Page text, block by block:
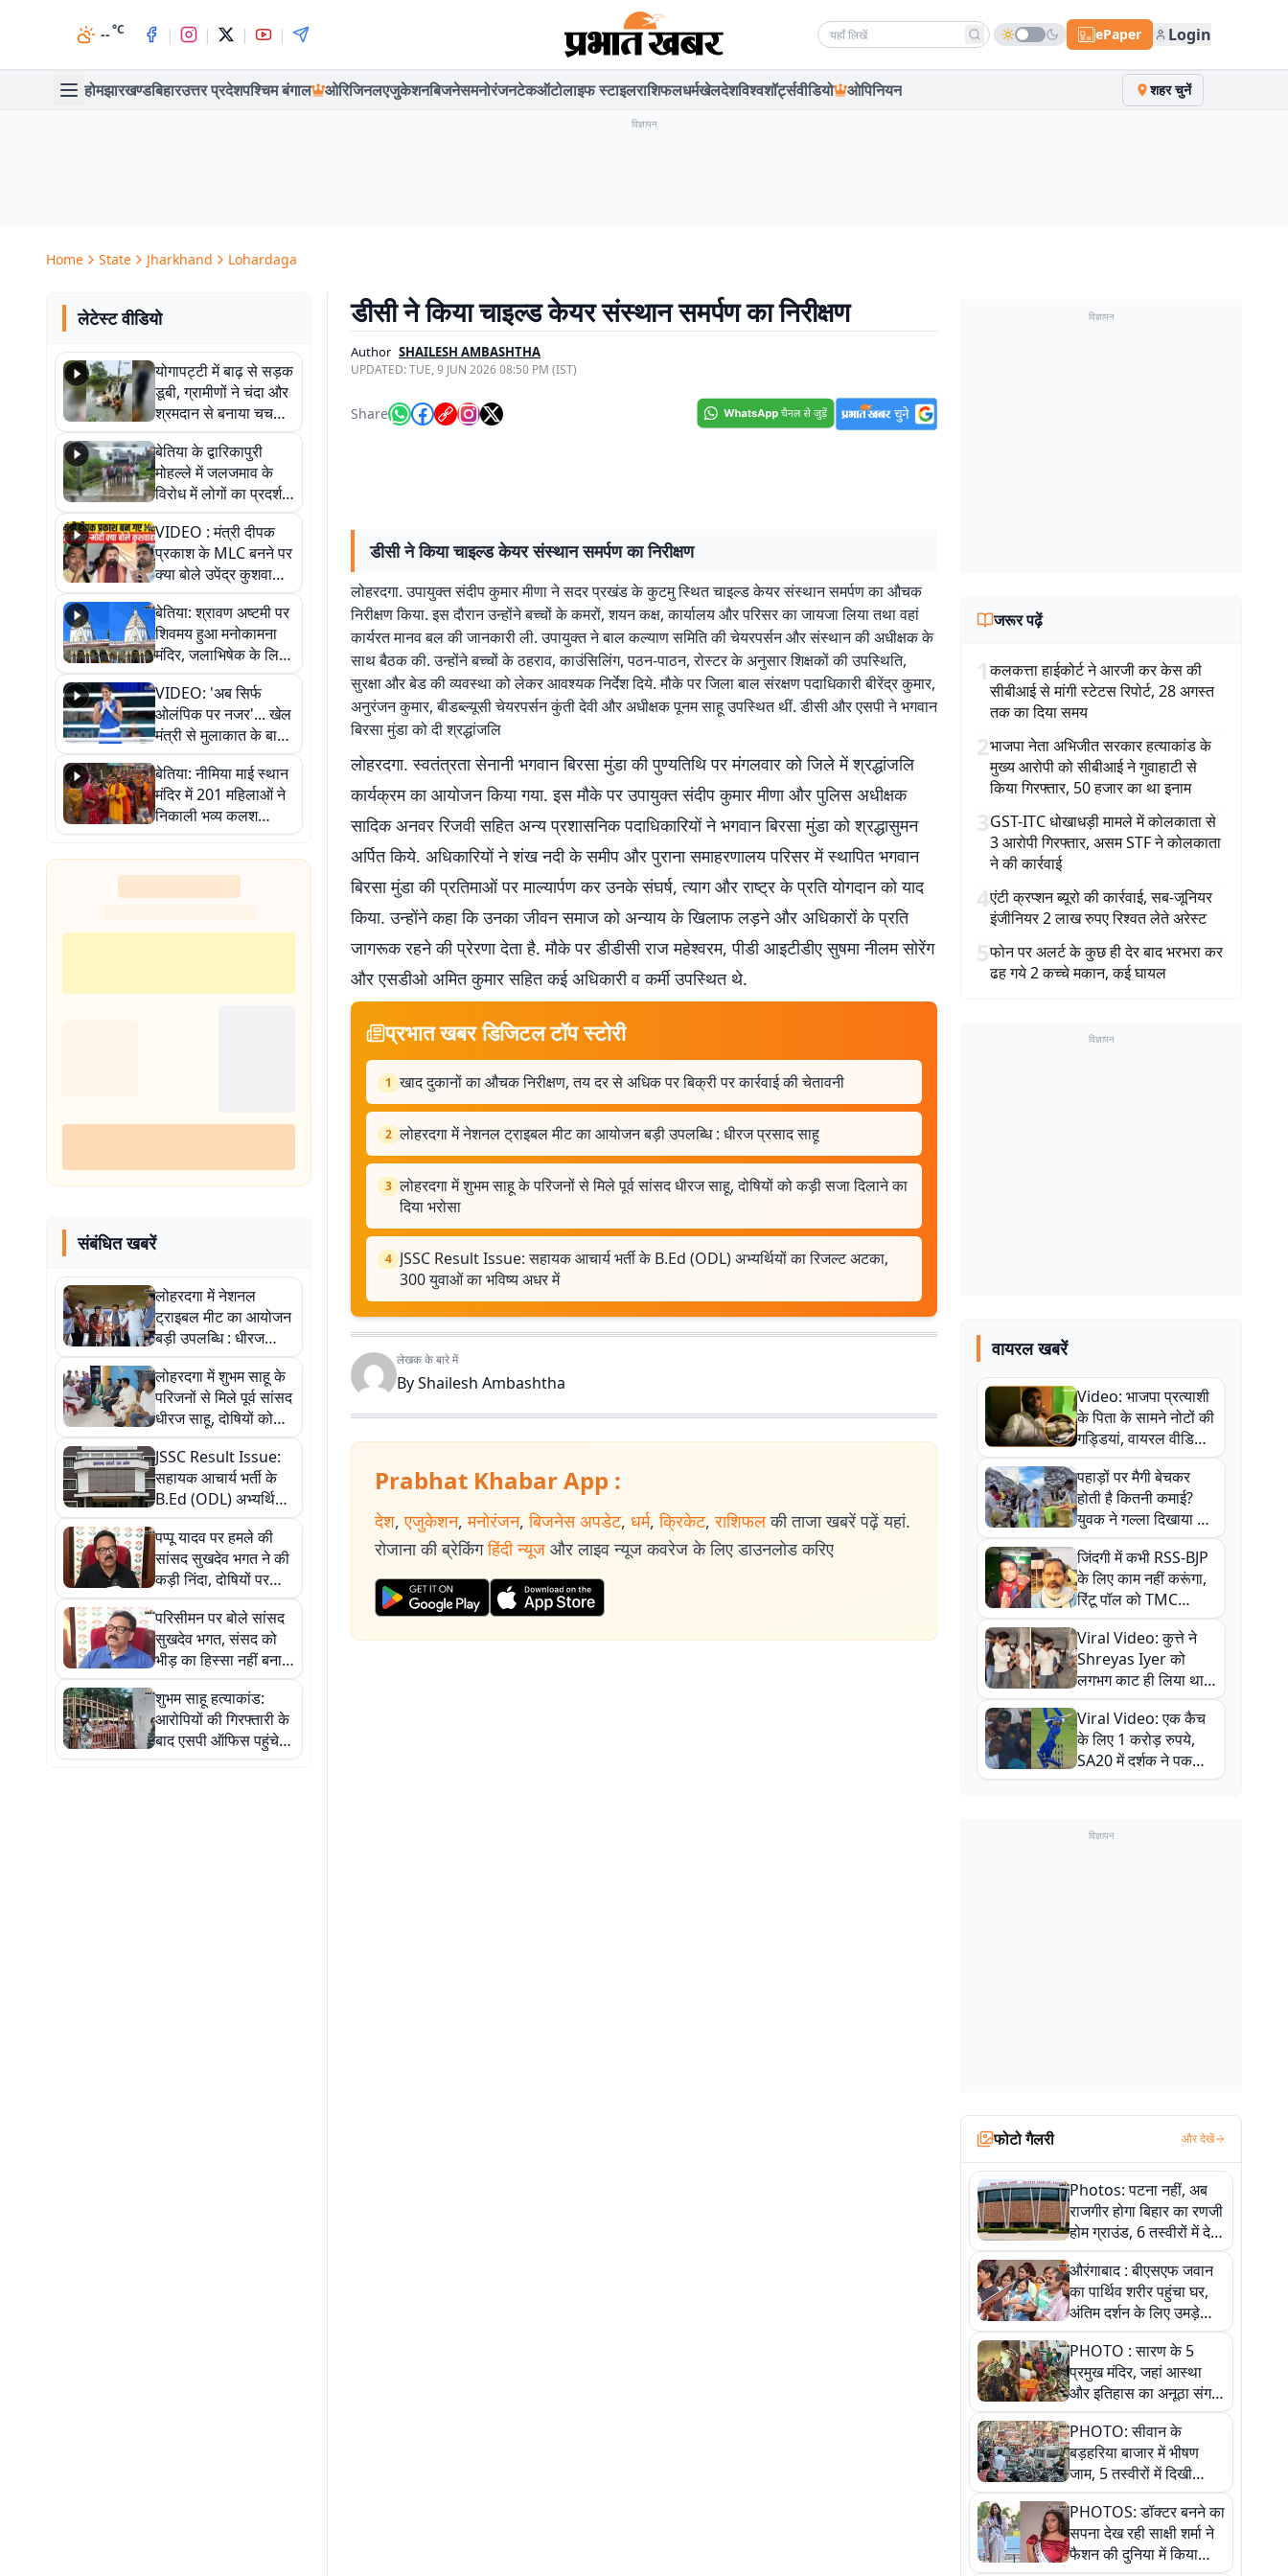
--°C | | | | Search news ePaper Login
होमझारखण्डबिहारउत्तर प्रदेशपश्चिम बंगाल ओरिजिनलएजुकेशनबिजनेसमनोरंजनटेकऑटोलाइफ स्टाइलराशिफलधर्मखेलदेशविश्वशॉर्ट्सवीडियो ओपिनियन शहर चुनें
विज्ञापन
Home State Jharkhand Lohardaga
लेटेस्ट वीडियो
योगापट्टी में बाढ़ से सड़क
डूबी, ग्रामीणों ने चंदा और
श्रमदान से बनाया चचरी
पुल
बेतिया के द्वारिकापुरी
मोहल्ले में जलजमाव के
विरोध में लोगों का प्रदर्शन,
स्थायी समाधान की मांग
VIDEO : मंत्री दीपक
प्रकाश के MLC बनने पर
क्या बोले उपेंद्र कुशवाहा,
सुनिए
बेतिया: श्रावण अष्टमी पर
शिवमय हुआ मनोकामना
मंदिर, जलाभिषेक के लिए
लगी लंबी कतारें
VIDEO: 'अब सिर्फ
ओलंपिक पर नजर'... खेल
मंत्री से मुलाकात के बाद
जैसमीन लंबोरिया का बड़ा
बयान
बेतिया: नीमिया माई स्थान
मंदिर में 201 महिलाओं ने
निकाली भव्य कलश
शोभायात्रा, शिवलिंग
प्राण-प्रतिष्ठा महोत्सव
शुरू
संबंधित खबरें
लोहरदगा में नेशनल
ट्राइबल मीट का आयोजन
बड़ी उपलब्धि : धीरज
प्रसाद साहू
लोहरदगा में शुभम साहू के
परिजनों से मिले पूर्व सांसद
धीरज साहू, दोषियों को
कड़ी सजा दिलाने का दिया
भरोसा
JSSC Result Issue:
सहायक आचार्य भर्ती के
B.Ed (ODL) अभ्यर्थियों
का रिजल्ट अटका, 300
युवाओं का भविष्य अधर में
पप्पू यादव पर हमले की
सांसद सुखदेव भगत ने की
कड़ी निंदा, दोषियों पर
सख्त कार्रवाई की मांग
परिसीमन पर बोले सांसद
सुखदेव भगत, संसद को
भीड़ का हिस्सा नहीं बनाया
जाए
शुभम साहू हत्याकांड:
आरोपियों की गिरफ्तारी के
बाद एसपी ऑफिस पहुंचे
परिजन, महिलाओं ने किया
डीसी ने किया चाइल्ड केयर संस्थान समर्पण का निरीक्षण
Author SHAILESH AMBASHTHA
UPDATED:TUE, 9 JUN 2026 08:50 PM (IST)
Share
डीसी ने किया चाइल्ड केयर संस्थान समर्पण का निरीक्षण
लोहरदगा. उपायुक्त संदीप कुमार मीणा ने सदर प्रखंड के कुटमु स्थित चाइल्ड केयर संस्थान समर्पण का औचक
निरीक्षण किया. इस दौरान उन्होंने बच्चों के कमरों, शयन कक्ष, कार्यालय और परिसर का जायजा लिया तथा वहां
कार्यरत मानव बल की जानकारी ली. उपायुक्त ने बाल कल्याण समिति की चेयरपर्सन और संस्थान की अधीक्षक के
साथ बैठक की. उन्होंने बच्चों के ठहराव, काउंसिलिंग, पठन-पाठन, रोस्टर के अनुसार शिक्षकों की उपस्थिति,
सुरक्षा और बेड की व्यवस्था को लेकर आवश्यक निर्देश दिये. मौके पर जिला बाल संरक्षण पदाधिकारी बीरेंद्र कुमार,
अनुरंजन कुमार, बीडब्ल्यूसी चेयरपर्सन कुंती देवी और अधीक्षक पूनम साहू उपस्थित थीं. डीसी और एसपी ने भगवान
बिरसा मुंडा को दी श्रद्धांजलि
लोहरदगा. स्वतंत्रता सेनानी भगवान बिरसा मुंडा की पुण्यतिथि पर मंगलवार को जिले में श्रद्धांजलि
कार्यक्रम का आयोजन किया गया. इस मौके पर उपायुक्त संदीप कुमार मीणा और पुलिस अधीक्षक
सादिक अनवर रिजवी सहित अन्य प्रशासनिक पदाधिकारियों ने भगवान बिरसा मुंडा को श्रद्धासुमन
अर्पित किये. अधिकारियों ने शंख नदी के समीप और पुराना समाहरणालय परिसर में स्थापित भगवान
बिरसा मुंडा की प्रतिमाओं पर माल्यार्पण कर उनके संघर्ष, त्याग और राष्ट्र के प्रति योगदान को याद
किया. उन्होंने कहा कि उनका जीवन समाज को अन्याय के खिलाफ लड़ने और अधिकारों के प्रति
जागरूक रहने की प्रेरणा देता है. मौके पर डीडीसी राज महेश्वरम, पीडी आइटीडीए सुषमा नीलम सोरेंग
और एसडीओ अमित कुमार सहित कई अधिकारी व कर्मी उपस्थित थे.
प्रभात खबर डिजिटल टॉप स्टोरी
1 खाद दुकानों का औचक निरीक्षण, तय दर से अधिक पर बिक्री पर कार्रवाई की चेतावनी
2 लोहरदगा में नेशनल ट्राइबल मीट का आयोजन बड़ी उपलब्धि : धीरज प्रसाद साहू
3 लोहरदगा में शुभम साहू के परिजनों से मिले पूर्व सांसद धीरज साहू, दोषियों को कड़ी सजा दिलाने का
दिया भरोसा
4 JSSC Result Issue: सहायक आचार्य भर्ती के B.Ed (ODL) अभ्यर्थियों का रिजल्ट अटका,
300 युवाओं का भविष्य अधर में
लेखक के बारे में
ByShailesh Ambashtha
Prabhat Khabar App :
देश, एजुकेशन, मनोरंजन, बिजनेस अपडेट, धर्म, क्रिकेट, राशिफल की ताजा खबरें पढ़ें यहां.
रोजाना की ब्रेकिंग हिंदी न्यूज और लाइव न्यूज कवरेज के लिए डाउनलोड करिए
विज्ञापन
जरूर पढ़ें
1कलकत्ता हाईकोर्ट ने आरजी कर केस की
सीबीआई से मांगी स्टेटस रिपोर्ट, 28 अगस्त
तक का दिया समय
2भाजपा नेता अभिजीत सरकार हत्याकांड के
मुख्य आरोपी को सीबीआई ने गुवाहाटी से
किया गिरफ्तार, 50 हजार का था इनाम
3GST-ITC धोखाधड़ी मामले में कोलकाता से
3 आरोपी गिरफ्तार, असम STF ने कोलकाता
ने की कार्रवाई
4एंटी क्रप्शन ब्यूरो की कार्रवाई, सब-जूनियर
इंजीनियर 2 लाख रुपए रिश्वत लेते अरेस्ट
5फोन पर अलर्ट के कुछ ही देर बाद भरभरा कर
ढह गये 2 कच्चे मकान, कई घायल
विज्ञापन
वायरल खबरें
Video: भाजपा प्रत्याशी
के पिता के सामने नोटों की
गड्डियां, वायरल वीडियो
से राजनीति में उबाल,
अजित महतो बोले- TMC
की गंदी चाल
पहाड़ों पर मैगी बेचकर
होती है कितनी कमाई?
युवक ने गल्ला दिखाया तो
नौकरी वालों के खड़े हो गए
कान
जिंदगी में कभी RSS-BJP
के लिए काम नहीं करूंगा,
रिंटू पॉल को TMC
ऑफिस में ले जाकर पीटा,
Video वायरल
Viral Video: कुत्ते ने
Shreyas Iyer को
लगभग काट ही लिया था,
न्यूजीलैंड सीरीज से पहले
बाल-बाल बचे
Viral Video: एक कैच
के लिए 1 करोड़ रुपये,
SA20 में दर्शक ने पकड़ा
एक हाथ से गजब का कैच
विज्ञापन
फोटो गैलरी और देखें
Photos: पटना नहीं, अब
राजगीर होगा बिहार का रणजी
होम ग्राउंड, 6 तस्वीरों में देखें
नए स्टेडियम की पूरी कहानी
औरंगाबाद : बीएसएफ जवान
का पार्थिव शरीर पहुंचा घर,
अंतिम दर्शन के लिए उमड़े
लोग
PHOTO : सारण के 5
प्रमुख मंदिर, जहां आस्था
और इतिहास का अनूठा संगम,
तस्वीरों में जानिए
PHOTO: सीवान के
बड़हरिया बाजार में भीषण
जाम, 5 तस्वीरों में दिखी
अव्यवस्था
PHOTOS: डॉक्टर बनने का
सपना देख रही साक्षी शर्मा ने
फैशन की दुनिया में किया